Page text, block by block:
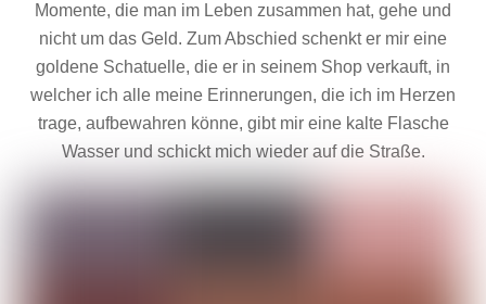
Momente, die man im Leben zusammen hat, gehe und
nicht um das Geld. Zum Abschied schenkt er mir eine
goldene Schatuelle, die er in seinem Shop verkauft, in
welcher ich alle meine Erinnerungen, die ich im Herzen
trage, aufbewahren könne, gibt mir eine kalte Flasche
Wasser und schickt mich wieder auf die Straße.